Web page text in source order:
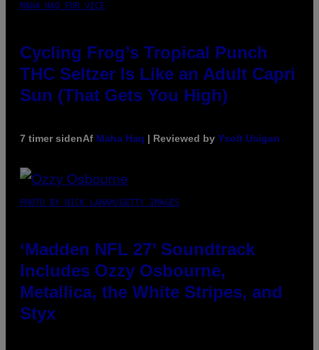
MAHA HAQ FOR VICE
Cycling Frog’s Tropical Punch
THC Seltzer Is Like an Adult Capri
Sun (That Gets You High)
7 timer sidenAf Maha Haq | Reviewed by Ysolt Usigan
PHOTO BY NICK LAHAM/GETTY IMAGES
‘Madden NFL 27’ Soundtrack
Includes Ozzy Osbourne,
Metallica, the White Stripes, and
Styx